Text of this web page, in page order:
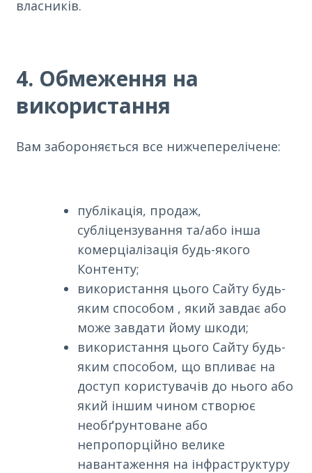
власників.
4. Обмеження на
використання
Вам забороняється все нижчеперелічене:
публікація, продаж,
субліцензування та/або інша
комерціалізація будь-якого
Контенту;
використання цього Сайту будь-
яким способом , який завдає або
може завдати йому шкоди;
використання цього Сайту будь-
яким способом, що впливає на
доступ користувачів до нього або
який іншим чином створює
необґрунтоване або
непропорційно велике
навантаження на інфраструктуру